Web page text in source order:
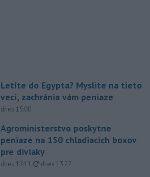
Letíte do Egypta? Myslite na tieto
veci, zachránia vám peniaze
dnes 15:00
Agroministerstvo poskytne
peniaze na 150 chladiacich boxov
pre diviaky
dnes 12:11, aktualizované
dnes 13:22